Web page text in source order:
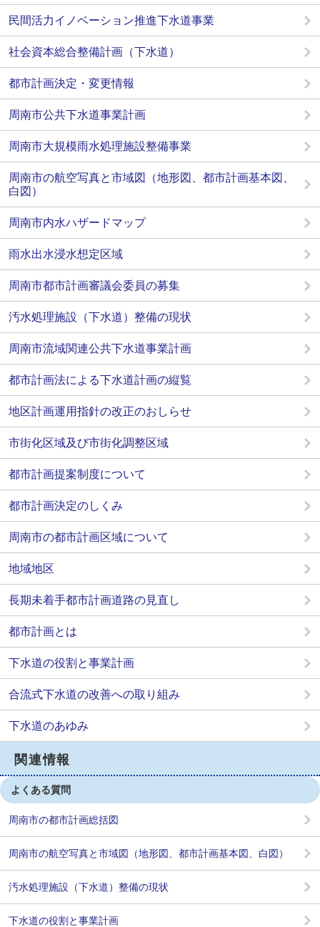
民間活力イノベーション推進下水道事業
社会資本総合整備計画（下水道）
都市計画決定・変更情報
周南市公共下水道事業計画
周南市大規模雨水処理施設整備事業
周南市の航空写真と市域図（地形図、都市計画基本図、
白図）
周南市内水ハザードマップ
雨水出水浸水想定区域
周南市都市計画審議会委員の募集
汚水処理施設（下水道）整備の現状
周南市流域関連公共下水道事業計画
都市計画法による下水道計画の縦覧
地区計画運用指針の改正のおしらせ
市街化区域及び市街化調整区域
都市計画提案制度について
都市計画決定のしくみ
周南市の都市計画区域について
地域地区
長期未着手都市計画道路の見直し
都市計画とは
下水道の役割と事業計画
合流式下水道の改善への取り組み
下水道のあゆみ
関連情報
よくある質問
周南市の都市計画総括図
周南市の航空写真と市域図（地形図、都市計画基本図、白図）
汚水処理施設（下水道）整備の現状
下水道の役割と事業計画